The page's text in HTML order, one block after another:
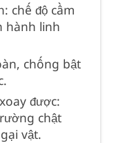
chế độ cầm
hành linh
chống bật
được:
chật
vật.